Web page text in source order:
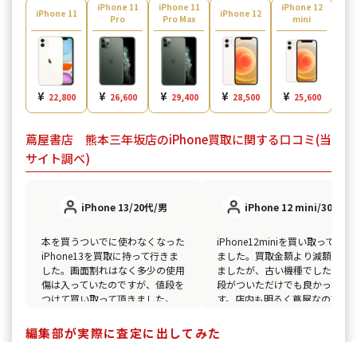
iPhone 11
¥ 22,800
iPhone 11
Pro
¥ 26,600
iPhone 11
Pro Max
¥ 29,400
iPhone 12
¥ 28,500
iPhone 12
mini
¥ 25,600
蔦屋書店 熊本三年坂店のiPhone買取に関する口コミ(当
サイト調べ)
iPhone 13/20代/男
本を買うついでに使わなくなった
iPhone13を買取に持って行きま
した。画面割れはなく多少の使用
傷は入っていたのですが、値段を
つけて買い取って頂きました。
iPhone 12 mini/30代/女
iPhone12miniを買い取って頂き
ました。買取金額より減額はさ
ましたが、古い機種でしたので
段がついただけでも良かったで
す。店内も明るく蔦屋なので女
編集部が実際に査定に出してみた